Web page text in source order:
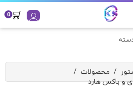
0
دسته
/ محصولات /
و باکس هارد